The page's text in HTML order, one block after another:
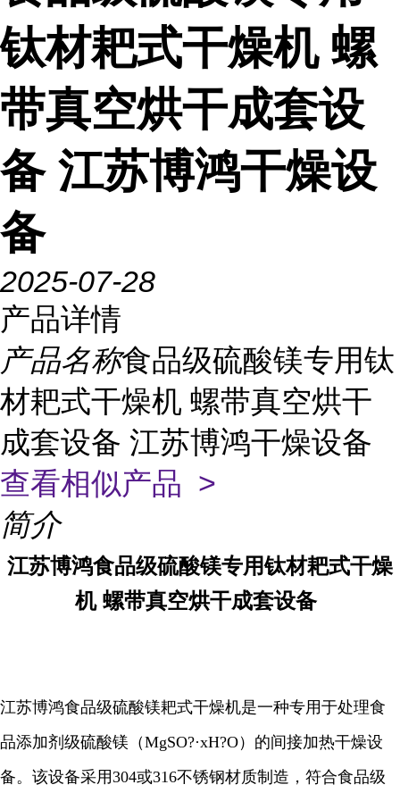
钛材耙式干燥机 螺
带真空烘干成套设
备 江苏博鸿干燥设
备
2025-07-28
产品详情
产品名称食品级硫酸镁专用钛
材耙式干燥机 螺带真空烘干
成套设备 江苏博鸿干燥设备
查看相似产品 >
简介
江苏博鸿食品级硫酸镁专用钛材耙式干燥
机 螺带真空烘干成套设备
江苏博鸿食品级硫酸镁耙式干燥机是一种专用于处理食
品添加剂级硫酸镁（MgSO?·xH?O）的间接加热干燥设
备。该设备采用304或316不锈钢材质制造，符合食品级